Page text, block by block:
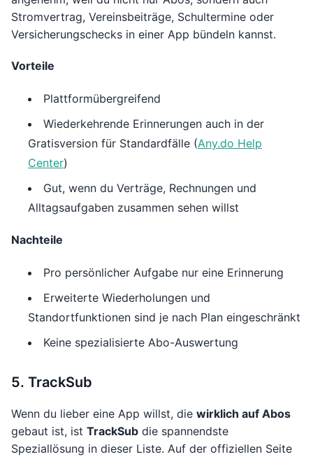
Stromvertrag, Vereinsbeiträge, Schultermine oder
Versicherungschecks in einer App bündeln kannst.
Vorteile
Plattformübergreifend
Wiederkehrende Erinnerungen auch in der
Gratisversion für Standardfälle (Any.do Help
Center)
Gut, wenn du Verträge, Rechnungen und
Alltagsaufgaben zusammen sehen willst
Nachteile
Pro persönlicher Aufgabe nur eine Erinnerung
Erweiterte Wiederholungen und
Standortfunktionen sind je nach Plan eingeschränkt
Keine spezialisierte Abo-Auswertung
5. TrackSub
Wenn du lieber eine App willst, die wirklich auf Abos
gebaut ist, ist TrackSub die spannendste
Speziallösung in dieser Liste. Auf der offiziellen Seite